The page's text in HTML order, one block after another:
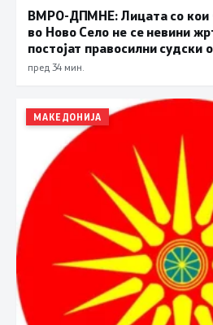
ВМРО-ДПМНЕ: Лицата со кои
во Ново Село не се невини
постојат правосилни судски
дела
пред 34 мин.
МАКЕДОНИЈА